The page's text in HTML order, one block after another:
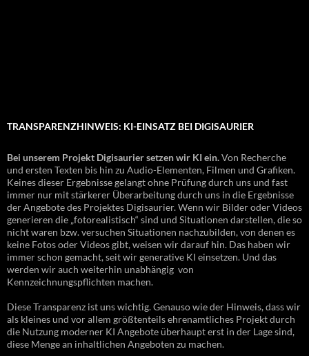
TRANSPARENZHINWEIS: KI-EINSATZ BEI DIGISAURIER
Bei unserem Projekt Digisaurier setzen wir KI ein.Von Recherche
und ersten Texten bis hin zu Audio-Elementen, Filmen und Grafiken.
Keines dieser Ergebnisse gelangt ohne Prüfung durch uns und fast
immer nur mit stärkerer Überarbeitung durch uns in die Ergebnisse
der Angebote des Projektes Digisaurier. Wenn wir Bilder oder Videos
generieren die „fotorealistisch“ sind und Situationen darstellen, die so
nicht waren bzw. versuchen Situationen nachzubilden, von denen es
keine Fotos oder Videos gibt, weisen wir darauf hin. Das haben wir
immer schon gemacht, seit wir generative KI einsetzen. Und das
werden wir auch weiterhin unabhängig von
Kennzeichnungspflichten machen.
Diese Transparenz ist uns wichtig. Genauso wie der Hinweis, dass wir
als kleines und vor allem größtenteils ehrenamtliches Projekt durch
die Nutzung moderner KI Angebote überhaupt erst in der Lage sind,
diese Menge an inhaltlichen Angeboten zu machen.